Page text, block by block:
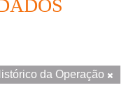
da Operação